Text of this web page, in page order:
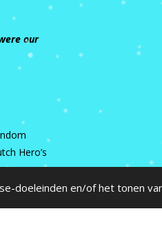
doeleinden en/of het tonen
our
Hero’s